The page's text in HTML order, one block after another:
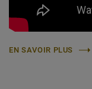
EN SAVOIR PLUS